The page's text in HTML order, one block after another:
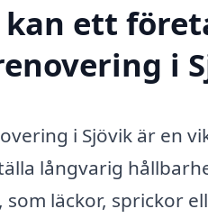
kan ett
i
i Sjövik är en
långvarig
som läckor, sprickor